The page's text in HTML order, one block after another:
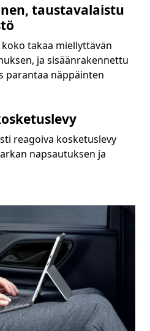
taustavalaistu
takaa miellyttävän
ja sisäänrakennettu
parantaa näppäinten
reagoiva kosketuslevy
napsautuksen ja